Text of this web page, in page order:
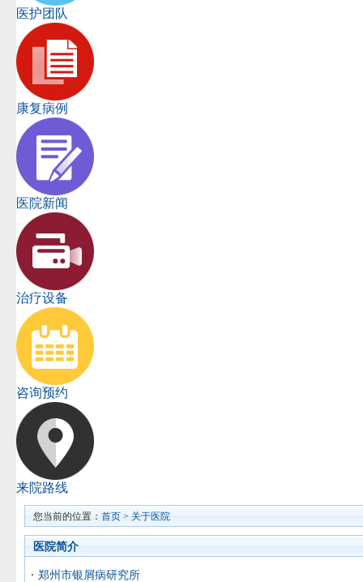
医护团队
康复病例
医院新闻
治疗设备
咨询预约
来院路线
您当前的位置： 首页 > 关于医院
医院简介
郑州市银屑病研究所